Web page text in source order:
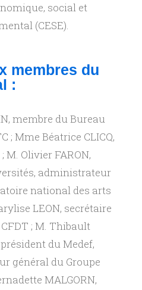
social et
(CESE).
membres du
:
membre du Bureau
; Mme Béatrice CLICQ,
M. Olivier FARON,
administrateur
national des arts
LEON, secrétaire
; M. Thibault
du Medef,
général du Groupe
MALGORN,